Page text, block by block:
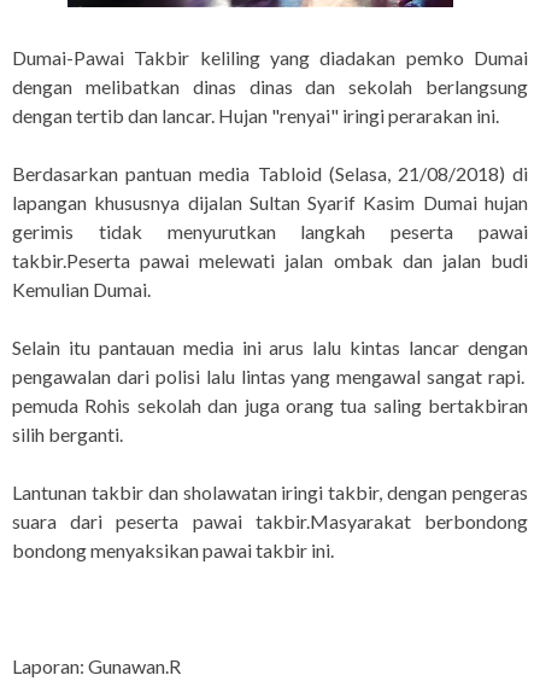
Dumai-Pawai Takbir keliling yang diadakan pemko Dumai
dengan melibatkan dinas dinas dan sekolah berlangsung
dengan tertib dan lancar. Hujan "renyai" iringi perarakan ini.
Berdasarkan pantuan media Tabloid (Selasa, 21/08/2018) di
lapangan khususnya dijalan Sultan Syarif Kasim Dumai hujan
gerimis tidak menyurutkan langkah peserta pawai
takbir.Peserta pawai melewati jalan ombak dan jalan budi
Kemulian Dumai.
Selain itu pantauan media ini arus lalu kintas lancar dengan
pengawalan dari polisi lalu lintas yang mengawal sangat rapi.
pemuda Rohis sekolah dan juga orang tua saling bertakbiran
silih berganti.
Lantunan takbir dan sholawatan iringi takbir, dengan pengeras
suara dari peserta pawai takbir.Masyarakat berbondong
bondong menyaksikan pawai takbir ini.
Laporan: Gunawan.R